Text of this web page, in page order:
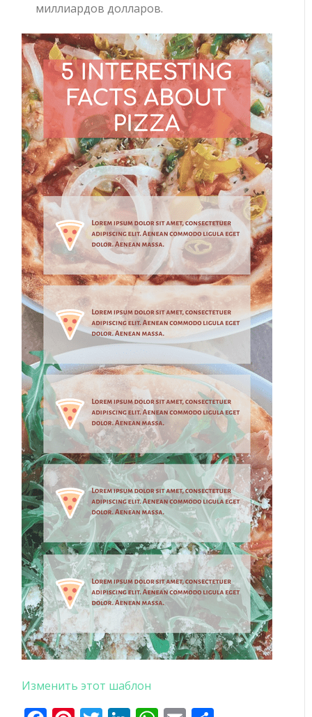
миллиардов долларов.
Изменить этот шаблон